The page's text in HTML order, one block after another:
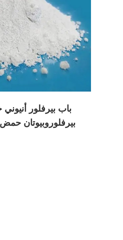
باب بيرفلور
بيرفلوروبيوتان